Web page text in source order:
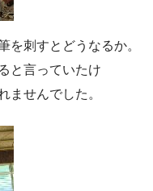
を刺すとどうなるか。
と言っていたけ
ませんでした。